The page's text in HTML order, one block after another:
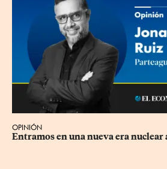
OPINIÓN
Entramos en una nueva era